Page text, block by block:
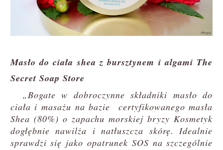
Masło do ciała shea z bursztynem i algami The
Secret Soap Store
„Bogate w dobroczynne składniki masło do
ciała i masażu na bazie certyfikowanego masła
Shea (80%) o zapachu morskiej bryzy Kosmetyk
dogłębnie nawilża i natłuszcza skórę. Idealnie
sprawdzi się jako opatrunek SOS na szczególnie